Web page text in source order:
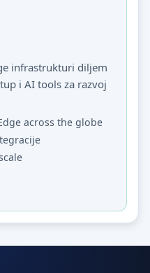
infrastrukturi diljem
i AI tools za razvoj
across the globe